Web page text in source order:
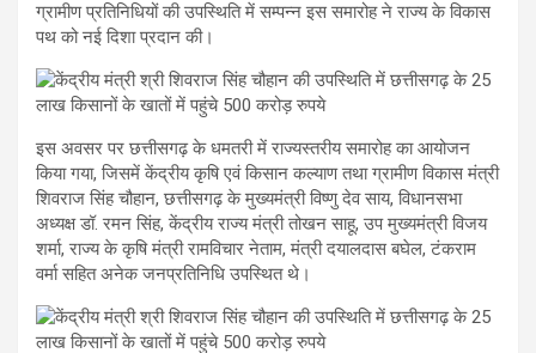
ग्रामीण प्रतिनिधियों की उपस्थिति में सम्पन्न इस समारोह ने राज्य के विकास
पथ को नई दिशा प्रदान की।
इस अवसर पर छत्तीसगढ़ के धमतरी में राज्यस्तरीय समारोह का आयोजन
किया गया, जिसमें केंद्रीय कृषि एवं किसान कल्याण तथा ग्रामीण विकास मंत्री
शिवराज सिंह चौहान, छत्तीसगढ़ के मुख्यमंत्री विष्णु देव साय, विधानसभा
अध्यक्ष डॉ. रमन सिंह, केंद्रीय राज्य मंत्री तोखन साहू, उप मुख्यमंत्री विजय
शर्मा, राज्य के कृषि मंत्री रामविचार नेताम, मंत्री दयालदास बघेल, टंकराम
वर्मा सहित अनेक जनप्रतिनिधि उपस्थित थे।